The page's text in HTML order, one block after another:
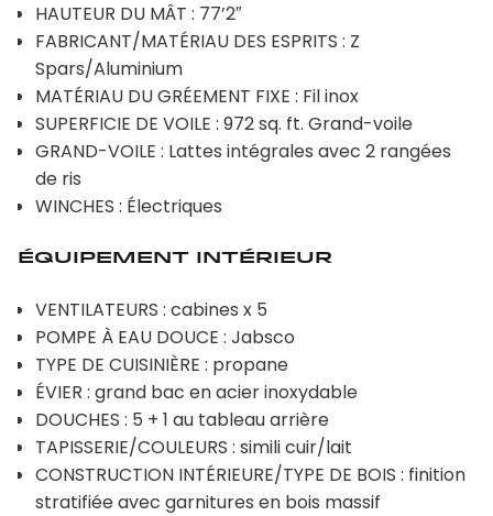
HAUTEUR DU MÂT : 77’2″
FABRICANT/MATÉRIAU DES ESPRITS : Z
Spars/Aluminium
MATÉRIAU DU GRÉEMENT FIXE : Fil inox
SUPERFICIE DE VOILE : 972 sq. ft. Grand-voile
GRAND-VOILE : Lattes intégrales avec 2 rangées
de ris
WINCHES : Électriques
ÉQUIPEMENT INTÉRIEUR
VENTILATEURS : cabines x 5
POMPE À EAU DOUCE : Jabsco
TYPE DE CUISINIÈRE : propane
ÉVIER : grand bac en acier inoxydable
DOUCHES : 5 + 1 au tableau arrière
TAPISSERIE/COULEURS : simili cuir/lait
CONSTRUCTION INTÉRIEURE/TYPE DE BOIS : finition
stratifiée avec garnitures en bois massif